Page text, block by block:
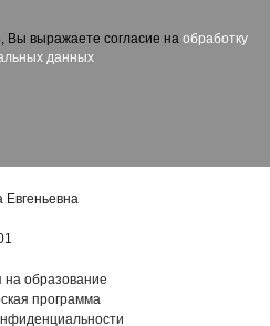
выражаете согласие на обработку
данных
на образование
программа